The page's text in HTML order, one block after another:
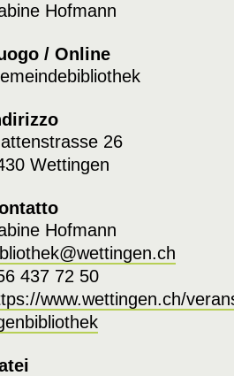
Hofmann
/ Online
26
Wettingen
Hofmann
437 72 50
www.wettingen.ch/